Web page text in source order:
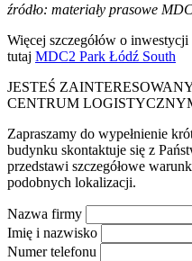
źródło: materiały prasowe
Więcej szczegółów o
tutaj MDC2 Park Łódź South
JESTEŚ
CENTRUM
Zapraszamy do wypełnienie
budynku skontaktuje się z
przedstawi szczegółowe
podobnych lokalizacji.
Nazwa firmy
Imię i nazwisko
Numer telefonu